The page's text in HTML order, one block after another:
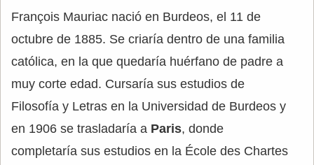
François Mauriac nació en Burdeos, el 11 de
octubre de 1885. Se criaría dentro de una familia
católica, en la que quedaría huérfano de padre a
muy corte edad. Cursaría sus estudios de
Filosofía y Letras en la Universidad de Burdeos y
en 1906 se trasladaría a Paris, donde
completaría sus estudios en la École des Chartes